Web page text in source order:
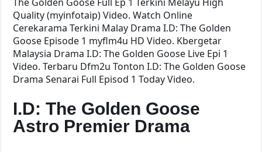
Quality (myinfotaip) Video. Watch Online
Cerekarama Terkini Malay Drama I.D: The Golden
Goose Episode 1 myflm4u HD Video. Kbergetar
Malaysia Drama I.D: The Golden Goose Live Epi 1
Video. Terbaru Dfm2u Tonton I.D: The Golden Goose
Drama Senarai Full Episod 1 Today Video.
I.D: The Golden Goose
Astro Premier Drama